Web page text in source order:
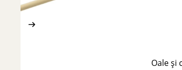
Oale și